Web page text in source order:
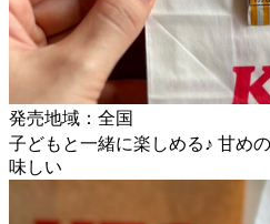
発売地域：全国
子どもと一緒に楽しめる♪ 甘め
味しい